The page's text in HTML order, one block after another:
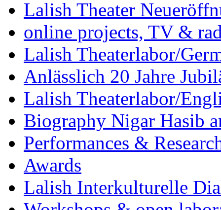
Lalish Theater
online projects, TV &
Lalish Theaterlabor/
Anlässlich 20 Jahre
Lalish Theaterlabor/
Biography Nigar Hasib
Performances &
Awards
Lalish Interkulturelle